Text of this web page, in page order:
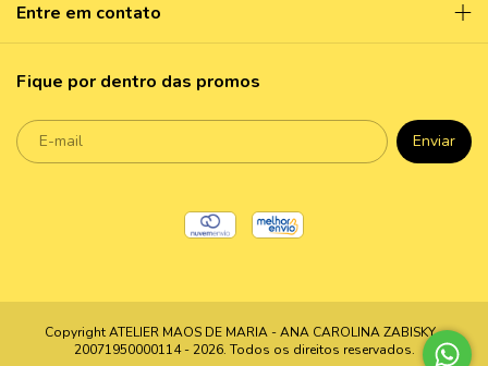
Entre em contato
Fique por dentro das promos
Copyright ATELIER MAOS DE MARIA - ANA CAROLINA ZABISKY -
20071950000114 - 2026. Todos os direitos reservados.